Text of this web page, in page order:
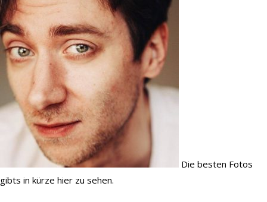
Die besten Fotos
gibts in kürze hier zu sehen.